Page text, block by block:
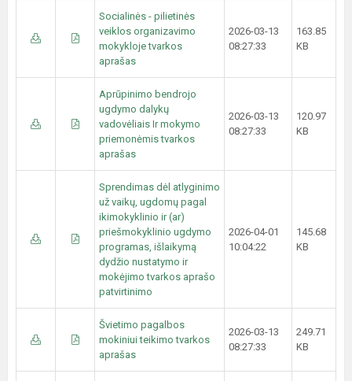
Socialinės - pilietinės
veiklos organizavimo
mokykloje tvarkos
aprašas
2026-03-13
08:27:33
163.85
KB
Aprūpinimo bendrojo
ugdymo dalykų
vadovėliais Ir mokymo
priemonėmis tvarkos
aprašas
2026-03-13
08:27:33
120.97
KB
Sprendimas dėl atlyginimo
už vaikų, ugdomų pagal
ikimokyklinio ir (ar)
priešmokyklinio ugdymo
programas, išlaikymą
dydžio nustatymo ir
mokėjimo tvarkos aprašo
patvirtinimo
2026-04-01
10:04:22
145.68
KB
Švietimo pagalbos
mokiniui teikimo tvarkos
aprašas
2026-03-13
08:27:33
249.71
KB